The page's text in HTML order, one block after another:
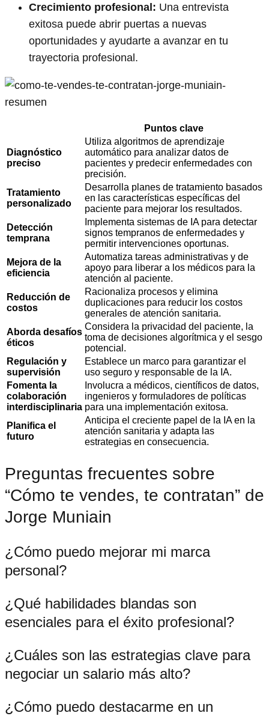
Crecimiento profesional: Una entrevista
exitosa puede abrir puertas a nuevas
oportunidades y ayudarte a avanzar en tu
trayectoria profesional.
Puntos clave
Diagnóstico
preciso
Utiliza algoritmos de aprendizaje
automático para analizar datos de
pacientes y predecir enfermedades con
precisión.
Tratamiento
personalizado
Desarrolla planes de tratamiento basados
en las características específicas del
paciente para mejorar los resultados.
Detección
temprana
Implementa sistemas de IA para detectar
signos tempranos de enfermedades y
permitir intervenciones oportunas.
Mejora de la
eficiencia
Automatiza tareas administrativas y de
apoyo para liberar a los médicos para la
atención al paciente.
Reducción de
costos
Racionaliza procesos y elimina
duplicaciones para reducir los costos
generales de atención sanitaria.
Aborda desafíos
éticos
Considera la privacidad del paciente, la
toma de decisiones algorítmica y el sesgo
potencial.
Regulación y
supervisión
Establece un marco para garantizar el
uso seguro y responsable de la IA.
Fomenta la
colaboración
interdisciplinaria
Involucra a médicos, científicos de datos,
ingenieros y formuladores de políticas
para una implementación exitosa.
Planifica el
futuro
Anticipa el creciente papel de la IA en la
atención sanitaria y adapta las
estrategias en consecuencia.
Preguntas frecuentes sobre
“Cómo te vendes, te contratan” de
Jorge Muniain
¿Cómo puedo mejorar mi marca
personal?
¿Qué habilidades blandas son
esenciales para el éxito profesional?
¿Cuáles son las estrategias clave para
negociar un salario más alto?
¿Cómo puedo destacarme en un